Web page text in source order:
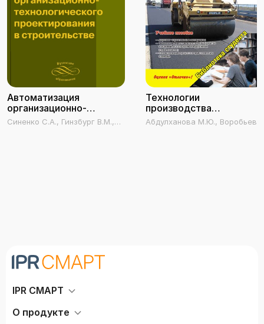
Автоматизация
организационно-
технологического
проектирования в
Синенко С.А., Гинзбург В.М.,
Технологии
производства
материалов и изделий и
автоматизация
Абдулханова М.Ю., Воробьев
IPR СМАРТ
О продукте